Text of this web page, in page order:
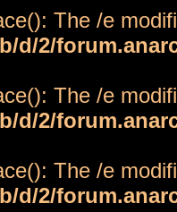
The /e
d/2/
The /e
d/2/
The /e
d/2/